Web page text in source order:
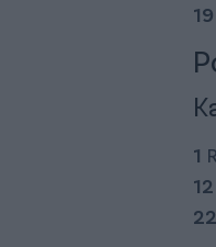
19
1
12
22